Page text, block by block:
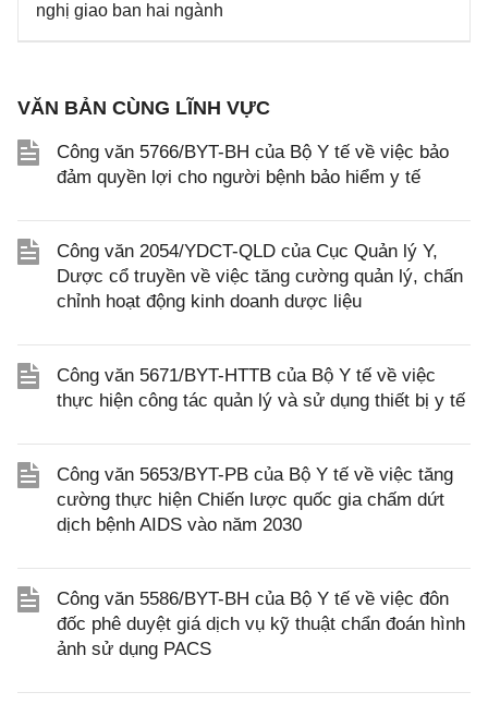
nghị giao ban hai ngành
VĂN BẢN CÙNG LĨNH VỰC
Công văn 5766/BYT-BH của Bộ Y tế về việc bảo
đảm quyền lợi cho người bệnh bảo hiểm y tế
Công văn 2054/YDCT-QLD của Cục Quản lý Y,
Dược cổ truyền về việc tăng cường quản lý, chấn
chỉnh hoạt động kinh doanh dược liệu
Công văn 5671/BYT-HTTB của Bộ Y tế về việc
thực hiện công tác quản lý và sử dụng thiết bị y tế
Công văn 5653/BYT-PB của Bộ Y tế về việc tăng
cường thực hiện Chiến lược quốc gia chấm dứt
dịch bệnh AIDS vào năm 2030
Công văn 5586/BYT-BH của Bộ Y tế về việc đôn
đốc phê duyệt giá dịch vụ kỹ thuật chẩn đoán hình
ảnh sử dụng PACS